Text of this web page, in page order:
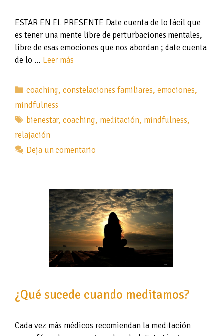
ESTAR EN EL PRESENTE Date cuenta de lo fácil que
es tener una mente libre de perturbaciones mentales,
libre de esas emociones que nos abordan ; date cuenta
de lo … Leer más
Categorías
coaching,constelaciones familiares,emociones,
mindfulness
Etiquetas
bienestar,coaching, meditación, mindfulness,
relajación
Deja un comentario
¿Qué sucede cuando meditamos?
Cada vez más médicos recomiendan la meditación